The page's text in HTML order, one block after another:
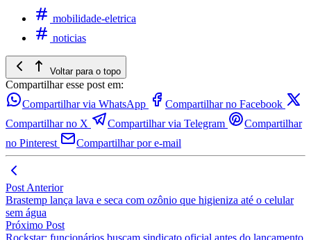
mobilidade-eletrica
noticias
Voltar para o topo
Compartilhar esse post em:
Compartilhar via WhatsApp
Compartilhar no Facebook
Compartilhar no X
Compartilhar via Telegram
Compartilhar
no Pinterest
Compartilhar por e-mail
Post Anterior
Brastemp lança lava e seca com ozônio que higieniza até o celular
sem água
Próximo Post
Rockstar: funcionários buscam sindicato oficial antes do lançamento